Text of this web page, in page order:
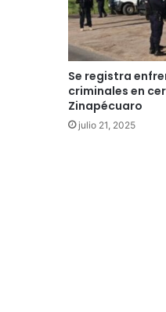
Se registra
criminales en
Zinapécuaro
julio 21, 2025